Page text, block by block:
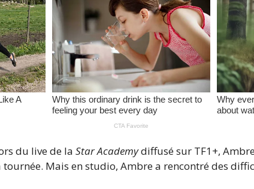
du live de la Star Academydiffusé sur TF1+,
tournée. Mais en studio, Ambre a rencontré des